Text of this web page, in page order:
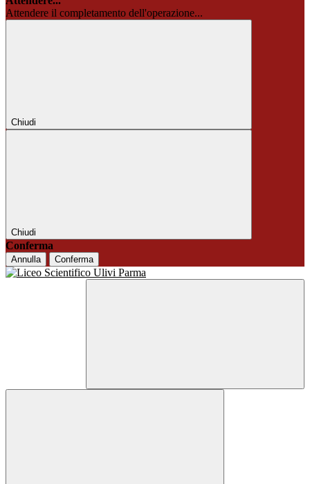
Attendere il completamento dell'operazione...
Chiudi
Chiudi
Conferma
Annulla Conferma